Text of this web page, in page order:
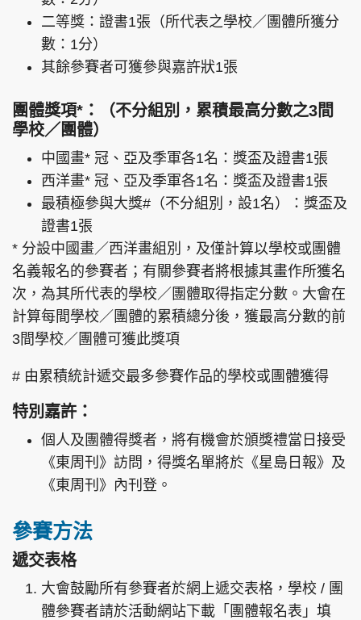
二等獎：證書1張（所代表之學校／團體所獲分
數：1分）
其餘參賽者可獲參與嘉許狀1張
團體獎項*：（不分組別，累積最高分數之3間
學校／團體）
中國畫* 冠、亞及季軍各1名：獎盃及證書1張
西洋畫* 冠、亞及季軍各1名：獎盃及證書1張
最積極參與大獎#（不分組別，設1名）：獎盃及
證書1張
* 分設中國畫／西洋畫組別，及僅計算以學校或團體
名義報名的參賽者；有關參賽者將根據其畫作所獲名
次，為其所代表的學校／團體取得指定分數。大會在
計算每間學校／團體的累積總分後，獲最高分數的前
3間學校／團體可獲此獎項
# 由累積統計遞交最多參賽作品的學校或團體獲得
特別嘉許：
個人及團體得獎者，將有機會於頒獎禮當日接受
《東周刊》訪問，得獎名單將於《星島日報》及
《東周刊》內刊登。
參賽方法
遞交表格
大會鼓勵所有參賽者於網上遞交表格，學校 / 團
體參賽者請於活動網站下載「團體報名表」填